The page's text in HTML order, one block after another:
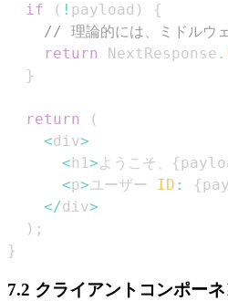
if ( ! payload )
{
// 理論的には、ミドルウ
return
NextResponse .
}
return
(
<div>
<h1 > ようこそ、 {
<p> ユーザー ID : {
</div>
) ;
}
7.2 クライアントコンポー